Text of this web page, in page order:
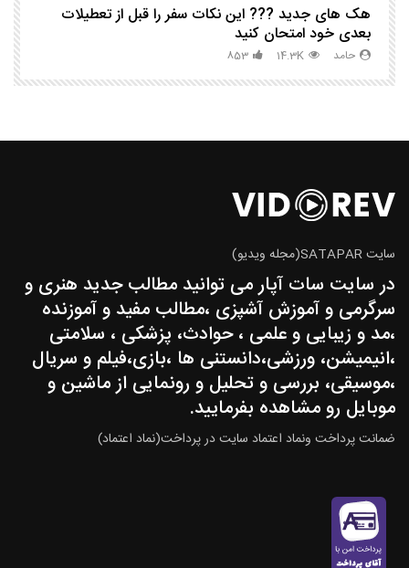
هک های جدید ??️? این نکات سفر را قبل از تعطیلات
بعدی خود امتحان کنید
حامد 14.3K
853
سایت SATAPAR(مجله ویدیو)
در سایت سات آپار می توانید مطالب جدید هنری و
سرگرمی و آموزش آشپزی ،مطالب مفید و آموزنده
،مد و زیبایی و علمی ، حوادث، پزشکی ، سلامتی
،انیمیشن، ورزشی،دانستنی ها ،بازی،فیلم و سریال
،موسیقی، بررسی و تحلیل و رونمایی از ماشین و
موبایل رو مشاهده بفرمایید.
ضمانت پرداخت ونماد اعتماد سایت در پرداخت(نماد اعتماد)